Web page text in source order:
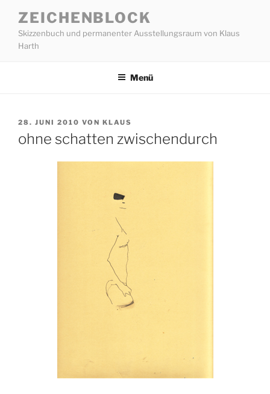
Inhalt
springen
ZEICHENBLOCK
Skizzenbuch und permanenter Ausstellungsraum von Klaus
Harth
Menü
VERÖFFENTLICHT
AM
28. JUNI 2010 VON KLAUS
ohne schatten zwischendurch